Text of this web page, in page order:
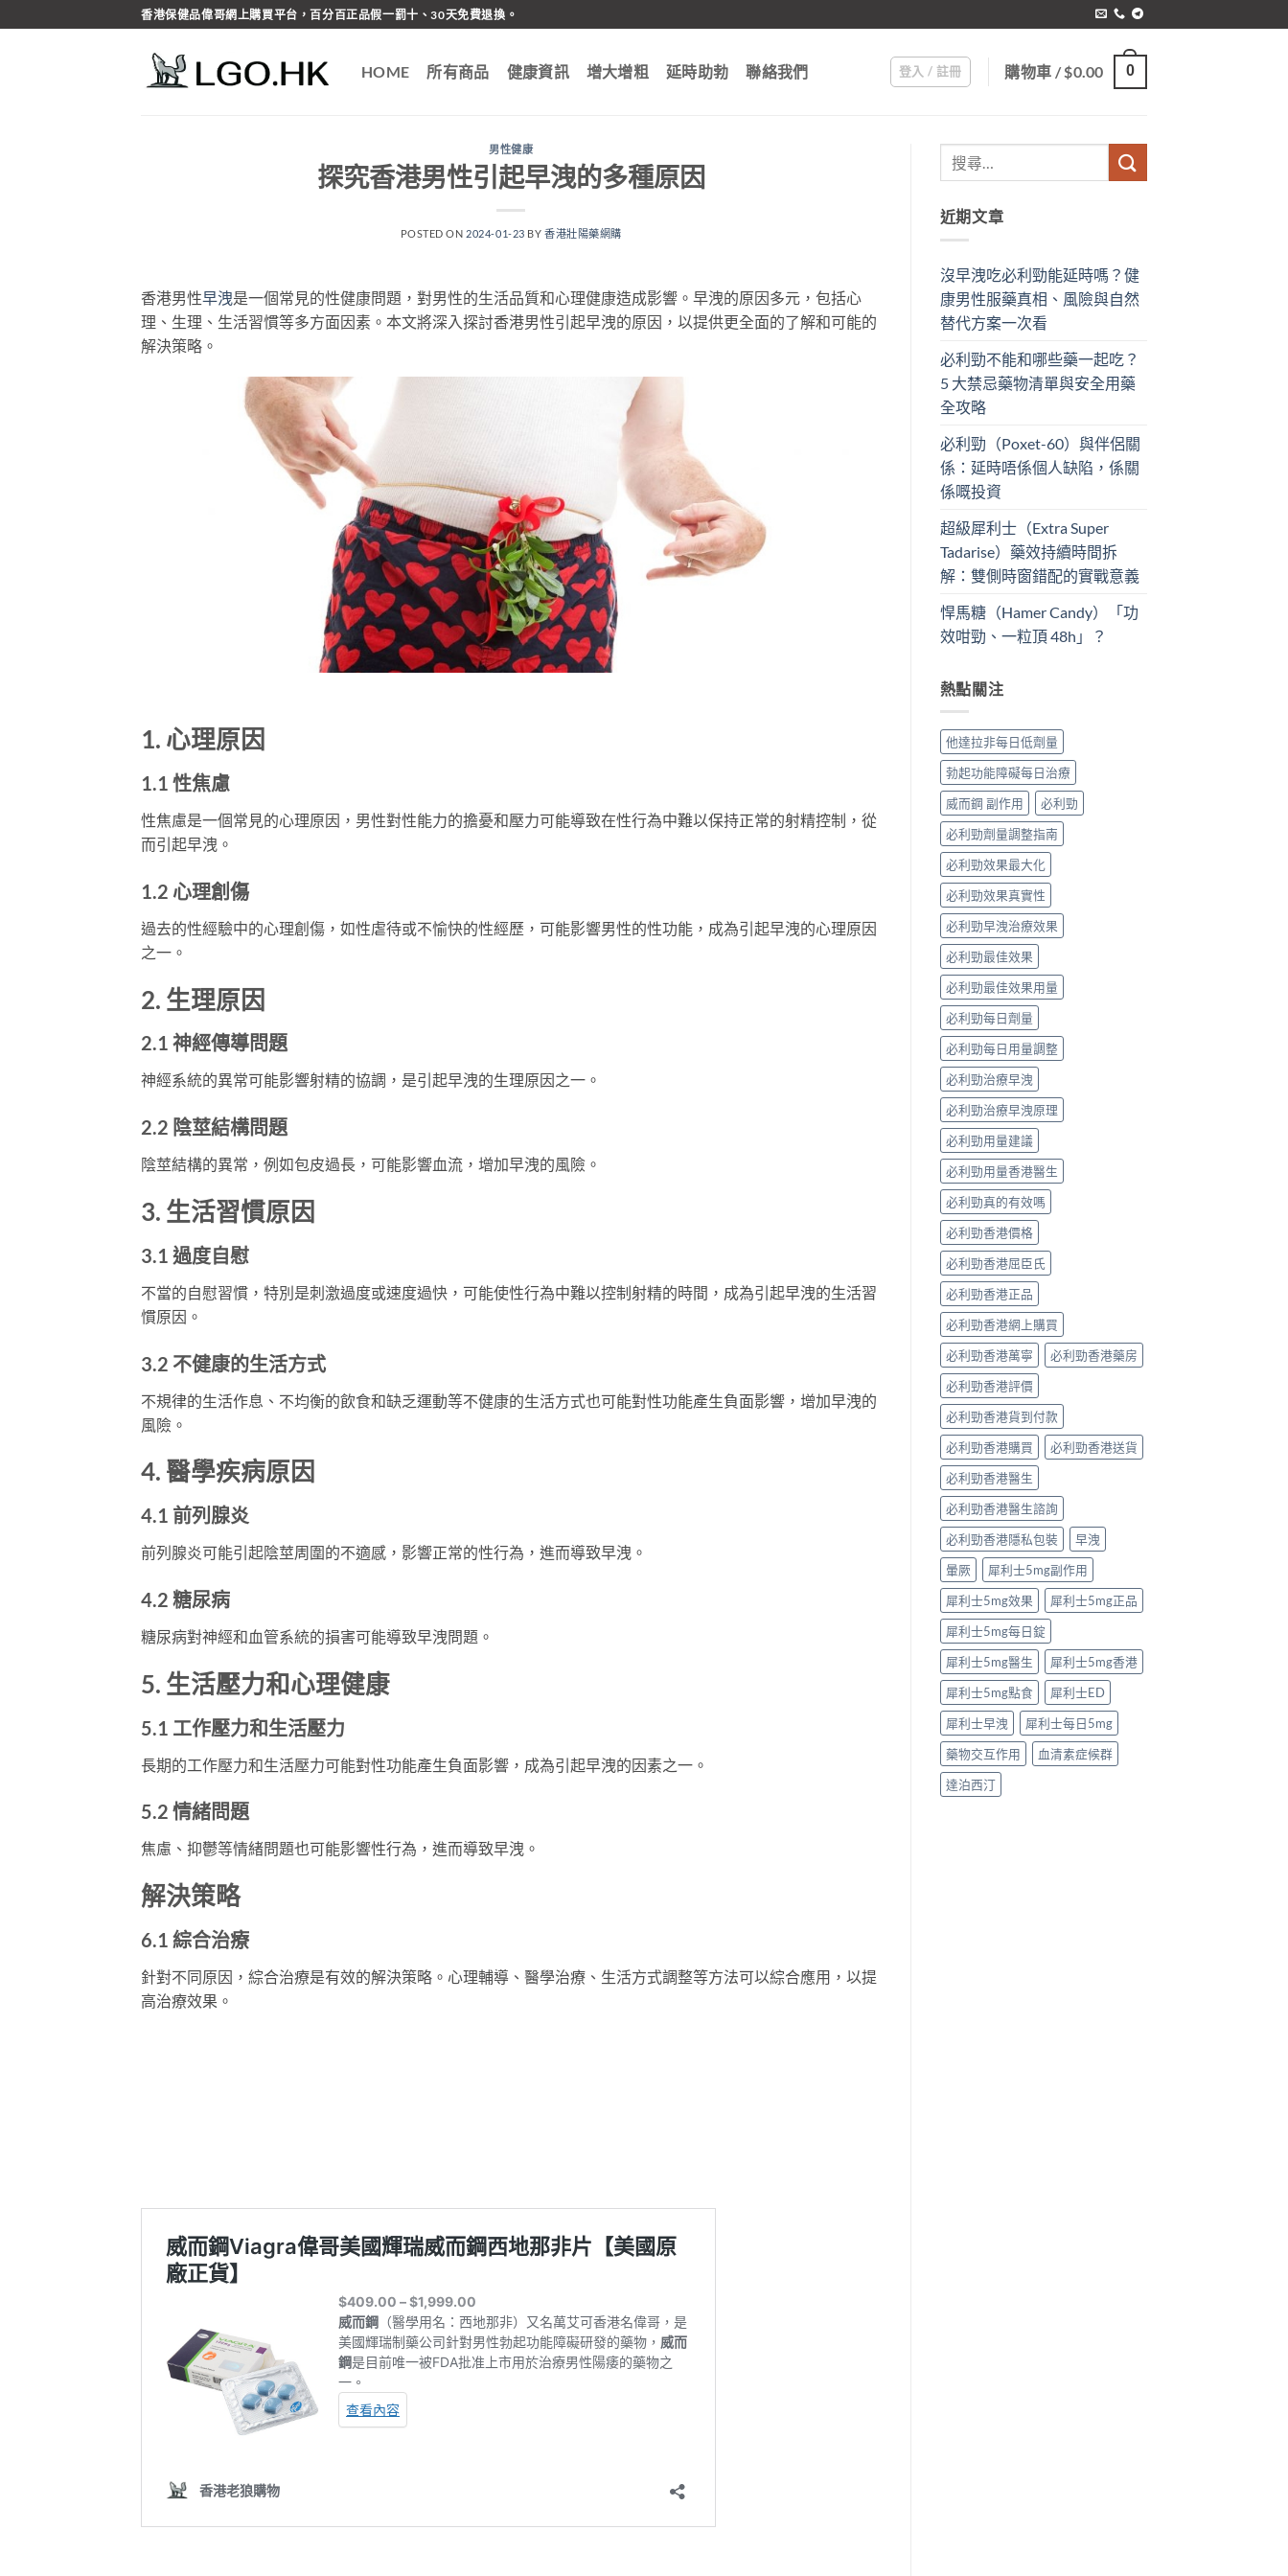
to
香港保健品偉哥網上購買平台，百分百正品假一罰十、30天免費退換。
HOME 所有商品 健康資訊 增大增粗 延時助勃 聯絡我們 登入 / 註冊 購物車 /$0.00 0
男性健康
探究香港男性引起早洩的多種原因
POSTED ON 2024-01-23 BY香港壯陽藥網購
香港男性早洩是一個常見的性健康問題，對男性的生活品質和心理健康造成影響。早洩的原因多元，包括心
理、生理、生活習慣等多方面因素。本文將深入探討香港男性引起早洩的原因，以提供更全面的了解和可能的
解決策略。
1. 心理原因
1.1 性焦慮
性焦慮是一個常見的心理原因，男性對性能力的擔憂和壓力可能導致在性行為中難以保持正常的射精控制，從
而引起早洩。
1.2 心理創傷
過去的性經驗中的心理創傷，如性虐待或不愉快的性經歷，可能影響男性的性功能，成為引起早洩的心理原因
之一。
2. 生理原因
2.1 神經傳導問題
神經系統的異常可能影響射精的協調，是引起早洩的生理原因之一。
2.2 陰莖結構問題
陰莖結構的異常，例如包皮過長，可能影響血流，增加早洩的風險。
3. 生活習慣原因
3.1 過度自慰
不當的自慰習慣，特別是刺激過度或速度過快，可能使性行為中難以控制射精的時間，成為引起早洩的生活習
慣原因。
3.2 不健康的生活方式
不規律的生活作息、不均衡的飲食和缺乏運動等不健康的生活方式也可能對性功能產生負面影響，增加早洩的
風險。
4. 醫學疾病原因
4.1 前列腺炎
前列腺炎可能引起陰莖周圍的不適感，影響正常的性行為，進而導致早洩。
4.2 糖尿病
糖尿病對神經和血管系統的損害可能導致早洩問題。
5. 生活壓力和心理健康
5.1 工作壓力和生活壓力
長期的工作壓力和生活壓力可能對性功能產生負面影響，成為引起早洩的因素之一。
5.2 情緒問題
焦慮、抑鬱等情緒問題也可能影響性行為，進而導致早洩。
解決策略
6.1 綜合治療
針對不同原因，綜合治療是有效的解決策略。心理輔導、醫學治療、生活方式調整等方法可以綜合應用，以提
高治療效果。
近期文章
沒早洩吃必利勁能延時嗎？健
康男性服藥真相、風險與自然
替代方案一次看
必利勁不能和哪些藥一起吃？
5 大禁忌藥物清單與安全用藥
全攻略
必利勁（Poxet-60）與伴侶關
係：延時唔係個人缺陷，係關
係嘅投資
超級犀利士（Extra Super
Tadarise）藥效持續時間拆
解：雙側時窗錯配的實戰意義
悍馬糖（Hamer Candy）「功
效咁勁、一粒頂 48h」？
熱點關注
他達拉非每日低劑量
勃起功能障礙每日治療
威而鋼 副作用
必利勁
必利勁劑量調整指南
必利勁效果最大化
必利勁效果真實性
必利勁早洩治療效果
必利勁最佳效果
必利勁最佳效果用量
必利勁每日劑量
必利勁每日用量調整
必利勁治療早洩
必利勁治療早洩原理
必利勁用量建議
必利勁用量香港醫生
必利勁真的有效嗎
必利勁香港價格
必利勁香港屈臣氏
必利勁香港正品
必利勁香港網上購買
必利勁香港萬寧
必利勁香港藥房
必利勁香港評價
必利勁香港貨到付款
必利勁香港購買
必利勁香港送貨
必利勁香港醫生
必利勁香港醫生諮詢
必利勁香港隱私包裝
早洩
暈厥
犀利士5mg副作用
犀利士5mg效果
犀利士5mg正品
犀利士5mg每日錠
犀利士5mg醫生
犀利士5mg香港
犀利士5mg點食
犀利士ED
犀利士早洩
犀利士每日5mg
藥物交互作用
血清素症候群
達泊西汀